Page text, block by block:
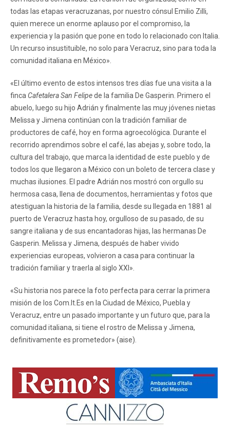
todas las etapas veracruzanas, por nuestro cónsul Emilio Zilli,
quien merece un enorme aplauso por el compromiso, la
experiencia y la pasión que pone en todo lo relacionado con Italia.
Un recurso insustituible, no solo para Veracruz, sino para toda la
comunidad italiana en México».
«El último evento de estos intensos tres días fue una visita a la
finca Cafetalera San Felipede la familia De Gasperin. Primero el
abuelo, luego su hijo Adrián y finalmente las muy jóvenes nietas
Melissa y Jimena continúan con la tradición familiar de
productores de café, hoy en forma agroecológica. Durante el
recorrido aprendimos sobre el café, las abejas y, sobre todo, la
cultura del trabajo, que marca la identidad de este pueblo y de
todos los que llegaron a México con un boleto de tercera clase y
muchas ilusiones. El padre Adrián nos mostró con orgullo su
hermosa casa, llena de documentos, herramientas y fotos que
atestiguan la historia de la familia, desde su llegada en 1881 al
puerto de Veracruz hasta hoy, orgulloso de su pasado, de su
sangre italiana y de sus encantadoras hijas, las hermanas De
Gasperin. Melissa y Jimena, después de haber vivido
experiencias europeas, volvieron a casa para continuar la
tradición familiar y traerla al siglo XXI».
«Su historia nos parece la foto perfecta para cerrar la primera
misión de los Com.It.Es en la Ciudad de México, Puebla y
Veracruz, entre un pasado importante y un futuro que, para la
comunidad italiana, si tiene el rostro de Melissa y Jimena,
definitivamente es prometedor» (aise).